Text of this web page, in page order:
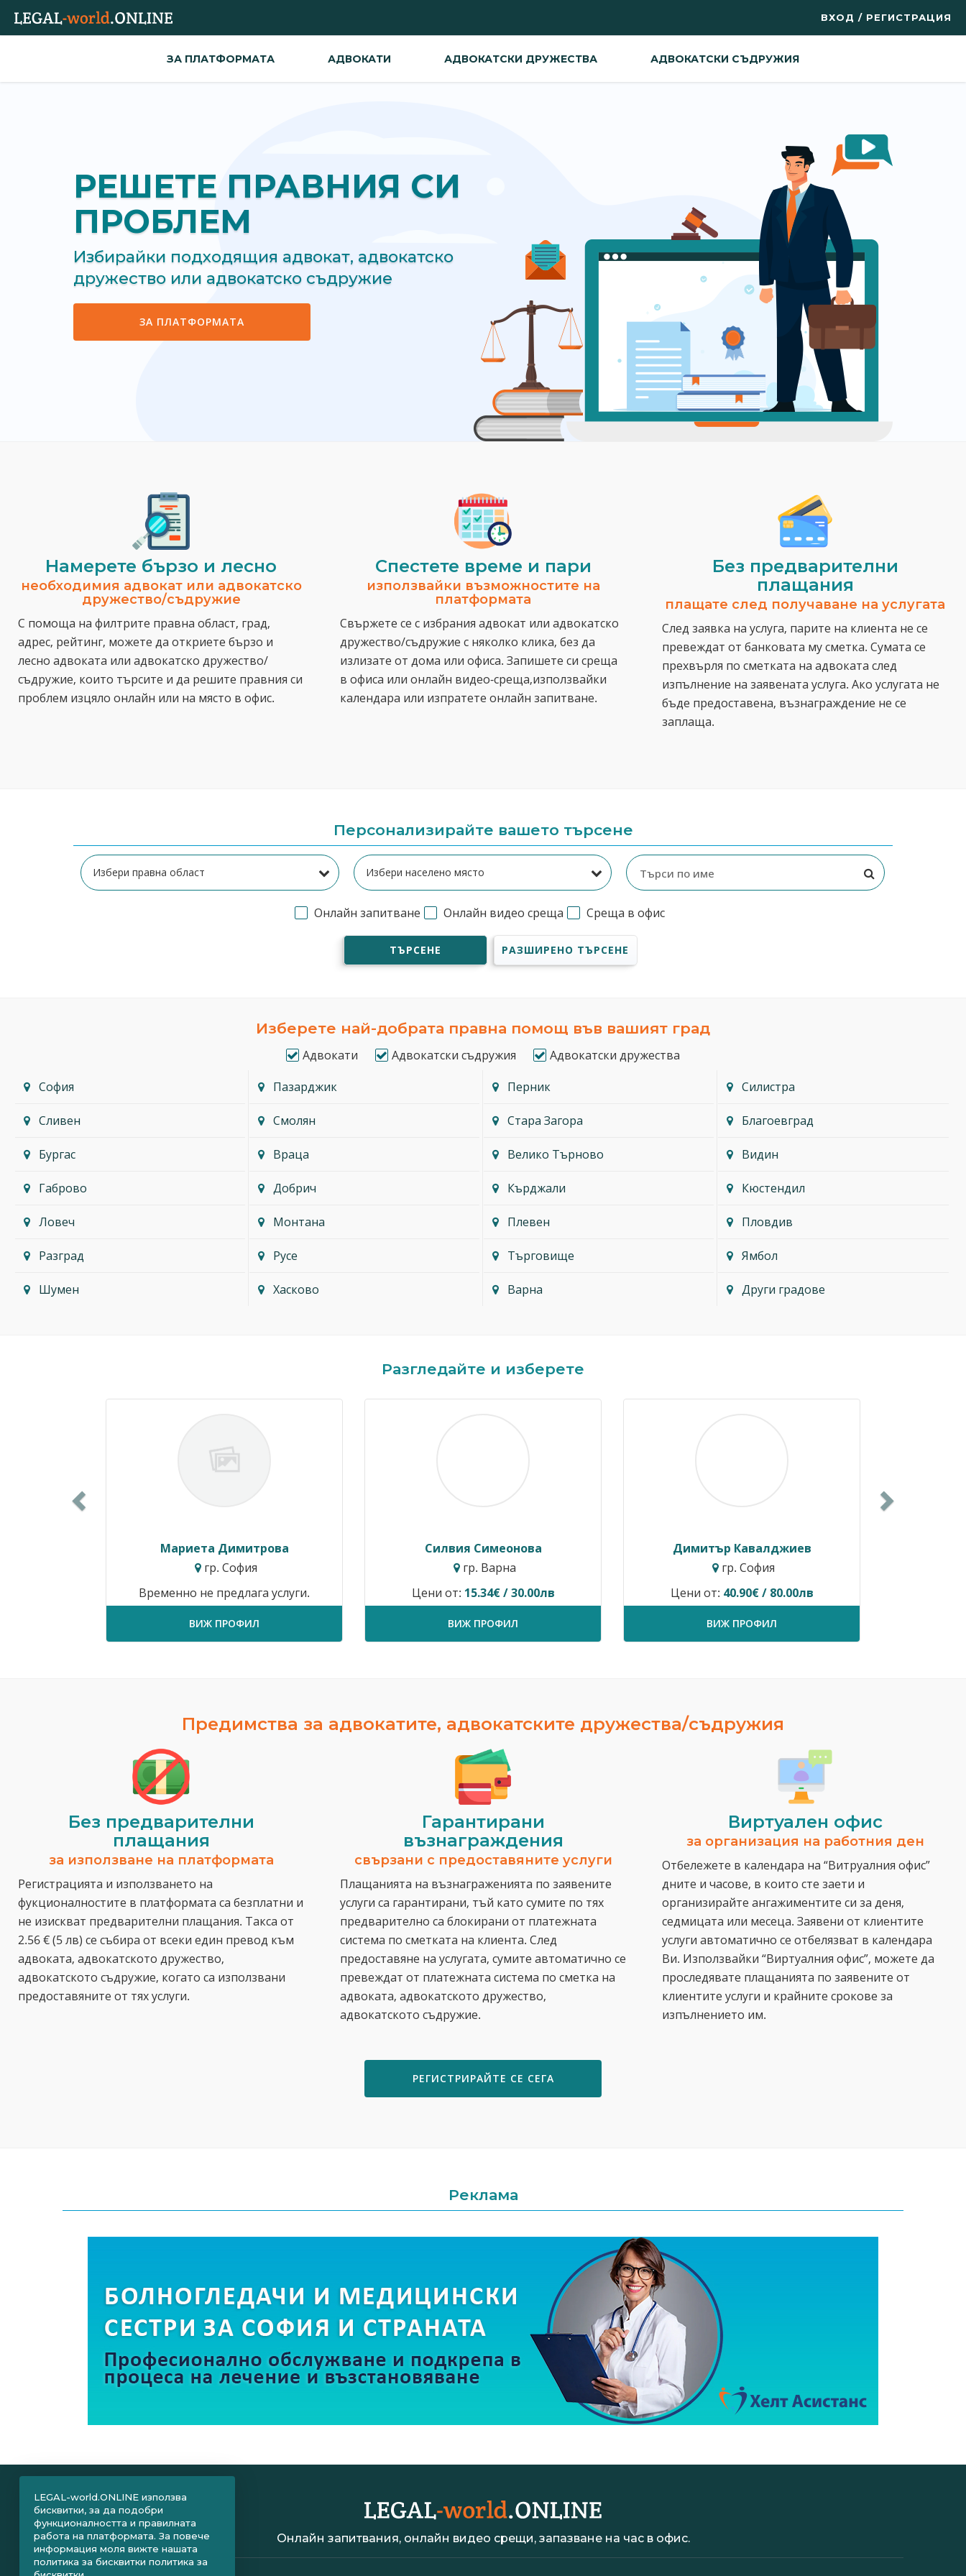
ВХОД / РЕГИСТРАЦИЯ
ЗА ПЛАТФОРМАТА АДВОКАТИ АДВОКАТСКИ ДРУЖЕСТВА АДВОКАТСКИ СЪДРУЖИЯ
РЕШЕТЕ ПРАВНИЯ СИ
ПРОБЛЕМ
Избирайки подходящия адвокат, адвокатско
дружество или адвокатско съдружие
ЗА ПЛАТФОРМАТА
Намерете бързо и лесно
необходимия адвокат или адвокатско
дружество/съдружие
С помоща на филтрите правна област, град,
адрес, рейтинг, можете да откриете бързо и
лесно адвоката или адвокатско дружество/
съдружие, които търсите и да решите правния си
проблем изцяло онлайн или на място в офис.
Спестeте време и пари
използвайки възможностите на
платформата
Свържете се с избрания адвокат или адвокатско
дружество/съдружие с няколко клика, без да
излизате от дома или офиса. Запишете си среща
в офиса или онлайн видео-среща,използвайки
календара или изпратете онлайн запитване.
Без предварителни
плащания
плащате след получаване на услугата
След заявка на услуга, парите на клиента не се
превеждат от банковата му сметка. Сумата се
прехвърля по сметката на адвоката след
изпълнение на заявената услуга. Ако услугата не
бъде предоставена, възнаграждение не се
заплаща.
Персонализирайте вашето търсене
Онлайн запитване Онлайн видео среща Среща в офис
ТЪРСЕНЕ РАЗШИРЕНО ТЪРСЕНЕ
Изберете най-добрата правна помощ във вашият град
Адвокати Адвокатски съдружия
Адвокатски дружества
София
Пазарджик Перник Силистра
Сливен Смолян Стара Загора Благоевград
Бургас Враца Велико Търново Видин
Габрово Добрич Кърджали Кюстендил
Ловеч Монтана Плевен Пловдив
Разград Русе Търговище Ямбол
Шумен Хасково Варна Други градове
Разгледайте и изберете
Силвия Симеонова
15.34€ / 30.00лв
Димитър Кавалджиев
40.90€ / 80.00лв
Ивайло Балкански
Временно не предлага услуги.
Предимства за адвокатите, адвокатските дружества/съдружия
Без предварителни
плащания
за използване на платформата
Регистрацията и използването на
фукционалностите в платформата са безплатни и
не изискват предварителни плащания. Такса от
2.56 € (5 лв) се събира от всеки един превод към
адвоката, адвокатското дружество,
адвокатското съдружие, когато са използвани
предоставяните от тях услуги.
Гарантирани
възнаграждения
свързани с предоставяните услуги
Плащанията на възнаграженията по заявените
услуги са гарантирани, тъй като сумите по тях
предварително са блокирани от платежната
система по сметката на клиента. След
предоставяне на услугата, сумите автоматично се
превеждат от платежната система по сметка на
адвоката, адвокатското дружество,
адвокатското съдружие.
Виртуален офис
за организация на работния ден
Отбележете в календара на “Витруалния офис”
дните и часове, в които сте заети и
организирайте ангажиментите си за деня,
седмицата или месеца. Заявени от клиентите
услуги автоматично се отбелязват в календара
Ви. Използвайки “Виртуалния офис”, можете да
проследявате плащанията по заявените от
клиентите услуги и крайните срокове за
изпълнението им.
РЕГИСТРИРАЙТЕ СЕ СЕГА
Реклама
Онлайн запитвания, онлайн видео срещи, запазване на час в офис.
LEGAL-world.ONLINE използва
бисквитки, за да подобри
функционалността и правилната
работа на платформата. За повече
информация моля вижте нашата
политика за бисквитки политика за